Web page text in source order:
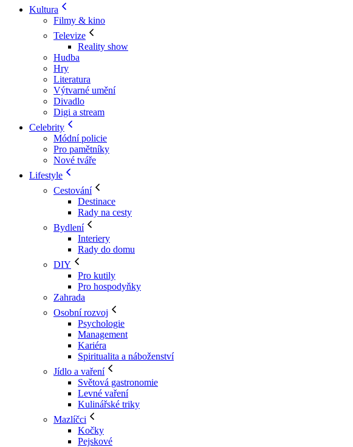
Kultura
Filmy & kino
Televize
Reality show
Hudba
Hry
Literatura
Výtvarné umění
Divadlo
Digi a stream
Celebrity
Módní policie
Pro pamětníky
Nové tváře
Lifestyle
Cestování
Destinace
Rady na cesty
Bydlení
Interiery
Rady do domu
DIY
Pro kutily
Pro hospodyňky
Zahrada
Osobní rozvoj
Psychologie
Management
Kariéra
Spiritualita a náboženství
Jídlo a vaření
Světová gastronomie
Levné vaření
Kulinářské triky
Mazlíčci
Kočky
Pejskové